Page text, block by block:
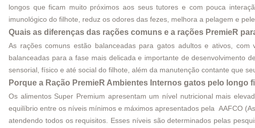
longos que ficam muito próximos aos seus tutores e com pouca
imunológico do filhote, reduz os odores das fezes, melhora a pelagem e
Quais as diferenças das rações comuns e a rações PremieR
As rações comuns estão balanceadas para gatos adultos e ativos,
balanceadas para a fase mais delicada e importante de desenvolvimento
sensorial, físico e até social do filhote, além da manutenção contante que
Porque a Ração PremieR Ambientes Internos gatos pelo longo
Os alimentos Super Premium apresentam um nível nutricional mais
equilíbrio entre os níveis mínimos e máximos apresentados pela AAFCO
atendendo todos os requisitos. Esses níveis são determinados pelas